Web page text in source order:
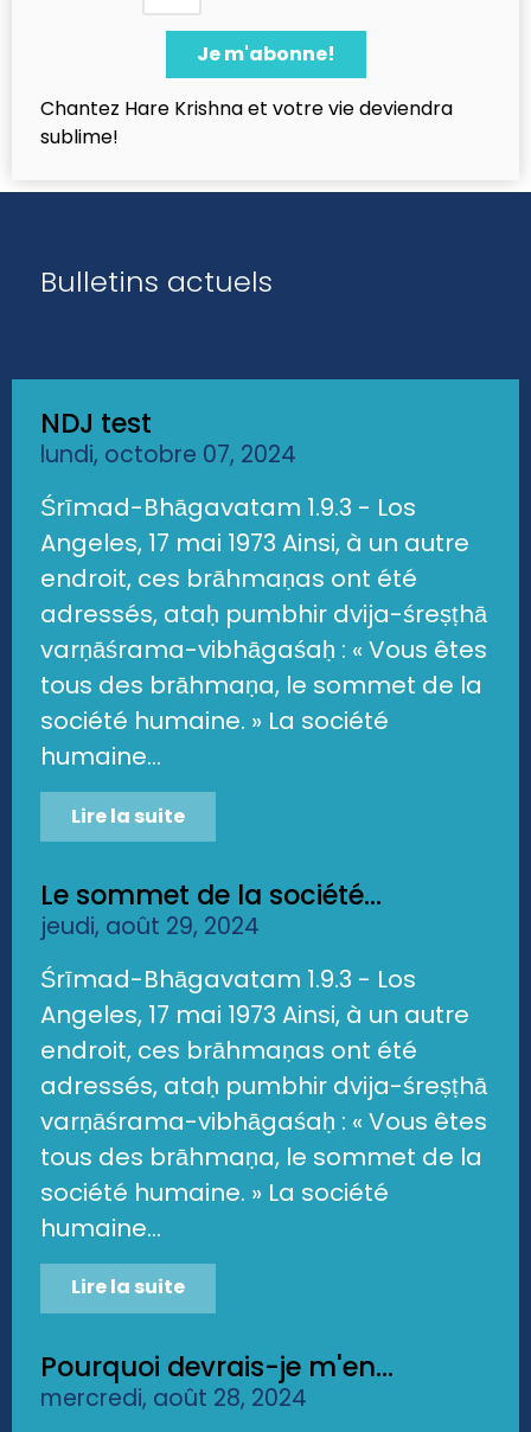
Chantez Hare Krishna et votre vie deviendra
sublime!
Bulletins actuels
NDJ test
lundi, octobre 07, 2024
Śrīmad-Bhāgavatam 1.9.3 - Los
Angeles, 17 mai 1973 Ainsi, à un autre
endroit, ces brāhmaṇas ont été
adressés, ataḥ pumbhir dvija-śreṣṭhā
varṇāśrama-vibhāgaśaḥ : « Vous êtes
tous des brāhmaṇa, le sommet de la
société humaine. » La société
humaine...
Lire la suite
Le sommet de la société...
jeudi, août 29, 2024
Śrīmad-Bhāgavatam 1.9.3 - Los
Angeles, 17 mai 1973 Ainsi, à un autre
endroit, ces brāhmaṇas ont été
adressés, ataḥ pumbhir dvija-śreṣṭhā
varṇāśrama-vibhāgaśaḥ : « Vous êtes
tous des brāhmaṇa, le sommet de la
société humaine. » La société
humaine...
Lire la suite
Pourquoi devrais-je m'en...
mercredi, août 28, 2024